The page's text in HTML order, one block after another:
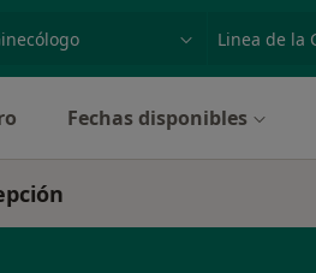
enfermedad o nombre
Fechas disponibles